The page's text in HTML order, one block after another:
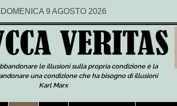
DOMENICA 9 AGOSTO 2026
le illusioni sulla propria condizione è la
una condizione che ha bisogno di illusioni
Karl Marx